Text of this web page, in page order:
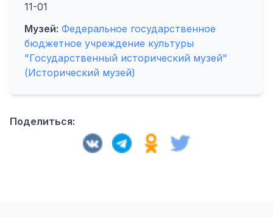
11-01
Музей: Федеральное государственное
бюджетное учреждение культуры
"Государственный исторический музей"
(Исторический музей)
Поделиться: